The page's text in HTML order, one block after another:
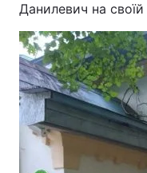
Данилевич на своїй